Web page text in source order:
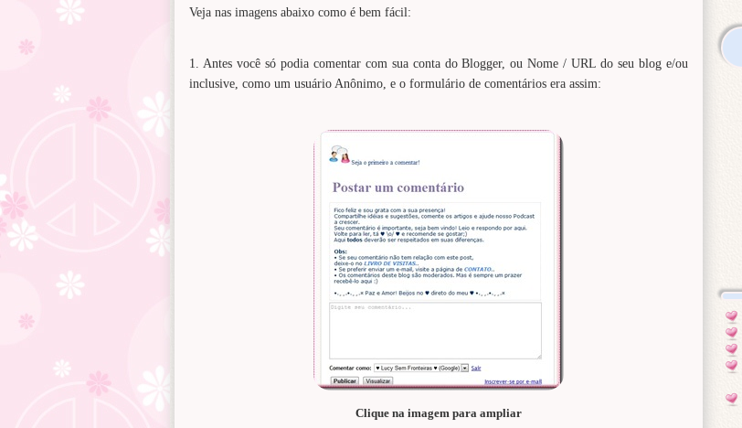
Veja nas imagens abaixo como é bem fácil:
1. Antes você só podia comentar com sua conta do Blogger, ou Nome / URL do seu blog e/ou
inclusive, como um usuário Anônimo, e o formulário de comentários era assim:
Clique na imagem para ampliar